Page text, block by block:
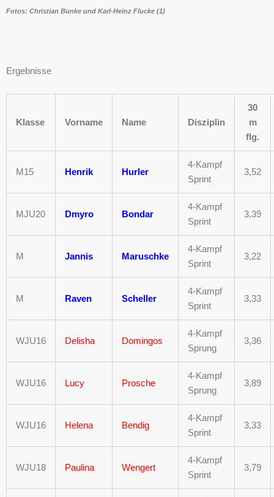
Fotos: Christian Bunke und Karl-Heinz Flucke (1)
Ergebnisse
Klasse Vorname Name Disziplin
30
m
flg.
M15 Henrik Hurler
4-Kampf
Sprint
3,52
MJU20 Dmyro Bondar
4-Kampf
Sprint
3,39
M Jannis Maruschke
4-Kampf
Sprint
3,22
M Raven Scheller
4-Kampf
Sprint
3,33
WJU16 Delisha Domingos
4-Kampf
Sprung
3,36
WJU16 Lucy Prosche
4-Kampf
Sprung
3,89
WJU16 Helena Bendig
4-Kampf
Sprint
3,33
WJU18 Paulina Wengert
4-Kampf
Sprint
3,79